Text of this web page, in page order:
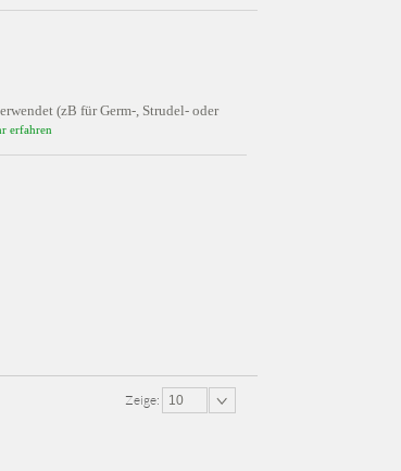
(zB für Germ-, Strudel- oder
erfahren
Zeige: 10